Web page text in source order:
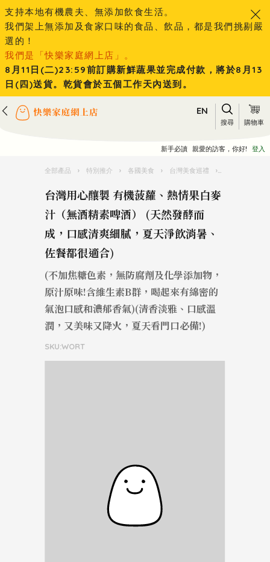
支持本地有機農夫、無添加飲食生活。
我們架上無添加及食家口味的食品、飲品，都是我們挑剔嚴
選的！
我們是「快樂家庭網上店」。
8月11日(二)23:59前訂購新鮮蔬果並完成付款，將於8月13
日(四)送貨。乾貨會於五個工作天內送到。
EN
搜尋 購物車
新手必讀 親愛的訪客，你好! 登入
全部產品 › 特別推介 › 各國美食 › 台灣美食巡禮 ›
台灣用心釀製 有機菠蘿、熱情果白麥
汁（無酒精素啤酒） (天然發酵而
成，口感清爽細膩，夏天淨飲消暑、
佐餐都很適合)
(不加焦糖色素，無防腐劑及化學添加物，
原汁原味!含維生素B群，喝起來有綿密的
氣泡口感和濃郁香氣)(清香淡雅、口感溫
潤，又美味又降火，夏天看門口必備!)
SKU:WORT